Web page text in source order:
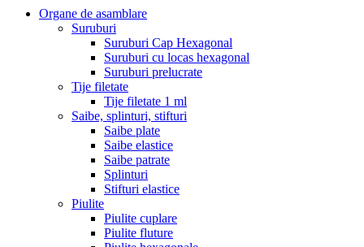
Organe de asamblare
Suruburi
Suruburi Cap Hexagonal
Suruburi cu locas hexagonal
Suruburi prelucrate
Tije filetate
Tije filetate 1 ml
Saibe, splinturi, stifturi
Saibe plate
Saibe elastice
Saibe patrate
Splinturi
Stifturi elastice
Piulite
Piulite cuplare
Piulite fluture